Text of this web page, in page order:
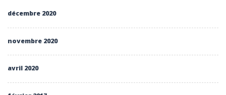
décembre 2020
novembre 2020
avril 2020